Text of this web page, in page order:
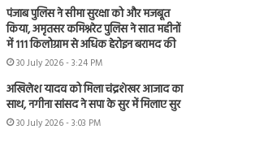
पंजाब पुलिस ने सीमा सुरक्षा को और मजबूत
किया, अमृतसर कमिश्नरेट पुलिस ने सात महीनों
में 111 किलोग्राम से अधिक हेरोइन बरामद की
30 July 2026 - 3:24 PM
अखिलेश यादव को मिला चंद्रशेखर आजाद का
साथ, नगीना सांसद ने सपा के सुर में मिलाए सुर
30 July 2026 - 3:03 PM